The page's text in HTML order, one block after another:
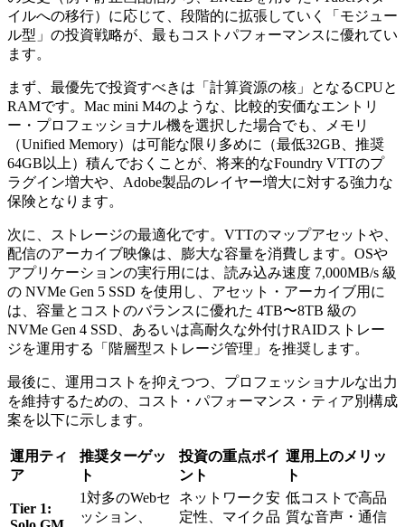
イルへの移行）に応じて、段階的に拡張していく「モジュー
ル型」の投資戦略が、最もコストパフォーマンスに優れてい
ます。
まず、最優先で投資すべきは「計算資源の核」となるCPUと
RAMです。Mac mini M4のような、比較的安価なエントリ
ー・プロフェッショナル機を選択した場合でも、メモリ
（Unified Memory）は可能な限り多めに（最低32GB、推奨
64GB以上）積んでおくことが、将来的なFoundry VTTのプ
ラグイン増大や、Adobe製品のレイヤー増大に対する強力な
保険となります。
次に、ストレージの最適化です。VTTのマップアセットや、
配信のアーカイブ映像は、膨大な容量を消費します。OSや
アプリケーションの実行用には、読み込み速度 7,000MB/s 級
の NVMe Gen 5 SSD を使用し、アセット・アーカイブ用に
は、容量とコストのバランスに優れた 4TB〜8TB 級の
NVMe Gen 4 SSD、あるいは高耐久な外付けRAIDストレー
ジを運用する「階層型ストレージ管理」を推奨します。
最後に、運用コストを抑えつつ、プロフェッショナルな出力
を維持するための、コスト・パフォーマンス・ティア別構成
案を以下に示します。
運用ティ
ア
推奨ターゲッ
ト
投資の重点ポイ
ント
運用上のメリッ
ト
Tier 1:
1対多のWebセ
ッション、
ネットワーク安
定性、マイク品
低コストで高品
質な音声・通信